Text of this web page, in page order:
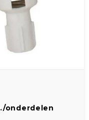
onderdelen